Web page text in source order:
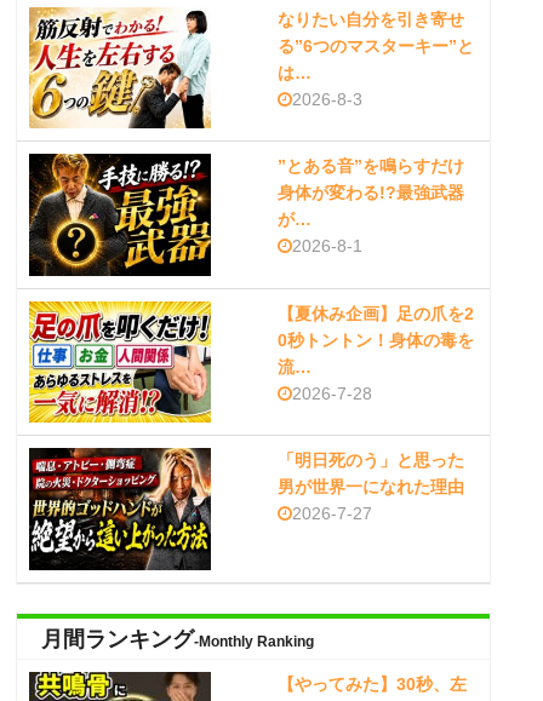
なりたい自分を引き寄せ
る”6つのマスターキー”と
は…
2026-8-3
”とある音”を鳴らすだけ
身体が変わる!?最強武器
が…
2026-8-1
【夏休み企画】足の爪を2
0秒トントン！身体の毒を
流…
2026-7-28
「明日死のう」と思った
男が世界一になれた理由
2026-7-27
月間ランキング-Monthly Ranking
【やってみた】30秒、左